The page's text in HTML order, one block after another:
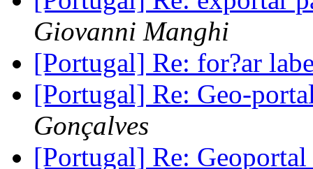
Giovanni Manghi
[Portugal] Re: for?ar
[Portugal] Re: Geo-
Gonçalves
[Portugal] Re: